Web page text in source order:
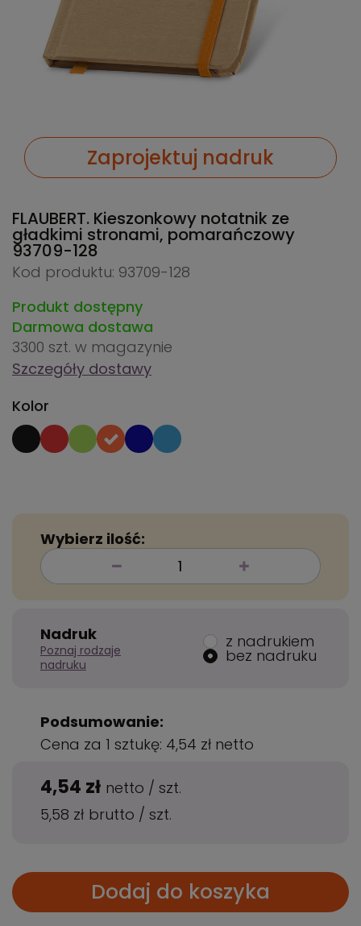
Zaprojektuj nadruk
FLAUBERT. Kieszonkowy notatnik ze
gładkimi stronami, pomarańczowy
93709-128
Kod produktu: 93709-128
Produkt dostępny
Darmowa dostawa
3300 szt. w magazynie
Szczegóły dostawy
Kolor
Wybierz ilość:
Nadruk
Poznaj rodzaje
nadruku
z nadrukiem
bez nadruku
Podsumowanie:
Cena za 1 sztukę: 4,54 zł netto
4,54 zł netto / szt.
5,58 zł brutto / szt.
Dodaj do koszyka